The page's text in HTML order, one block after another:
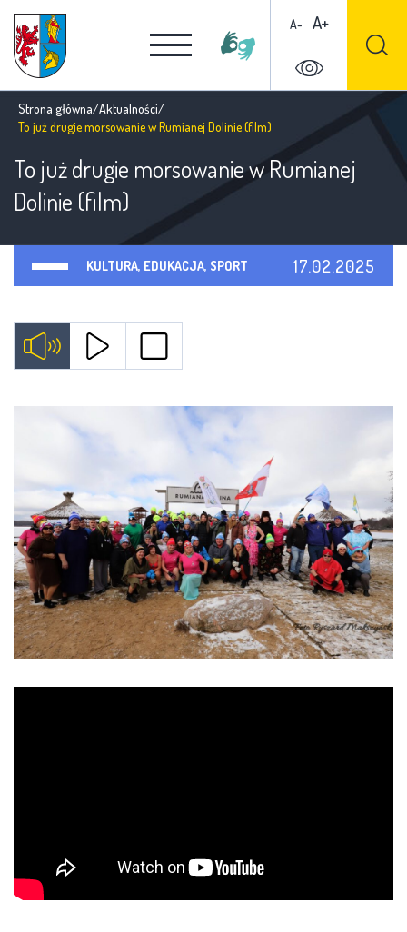
A- A+
Strona główna/Aktualności/
To już drugie morsowanie w Rumianej Dolinie (film)
To już drugie morsowanie w Rumianej
Dolinie (film)
KULTURA, EDUKACJA, SPORT 17.02.2025